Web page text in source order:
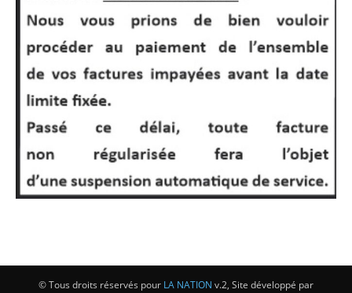
© Tous droits réservés pour LA NATION v.2, Site développé par